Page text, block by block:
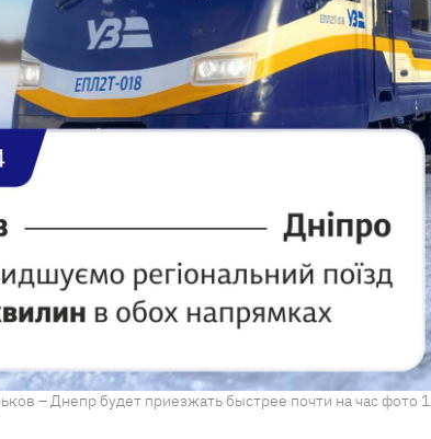
– Днепр будет приезжать быстрее почти на час фото 1